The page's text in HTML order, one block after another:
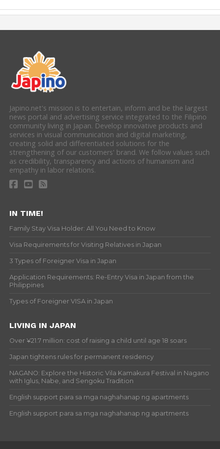
Japino.net's mission is to entertain, inform and be the largest
news portal and advertising service integrated to the Filipino
community living in Japan. Develop innovative products and
services in visual communication and digital marketing,
creating solid and differentiated solutions for the
strengthening of our customers' brand. We follow values such
as credibility, transparency and actions of humanism and
empathy in labor relations.
IN TIME!
Family Stay Visa Holder: All You Need to Know
Visa Requirements for Visiting Relatives in Japan
3 Types of Foreigner Visa in Japan
Application Requirements: Re-Entry Visa in Japan from the
Philippines
Types of Foreigner VISA in Japan
LIVING IN JAPAN
Over ¥21.7 million: cost of raising a child until age 18 soars
Japan tightens rules for permanent residency
NAGANO: Explore the Historic Vila Kamakura Festival in Nagano
with Iglus, Nabe, and Sengoku Tradition
English support para sa mga naghahanap ng apartments
English support para sa mga naghahanap ng apartments